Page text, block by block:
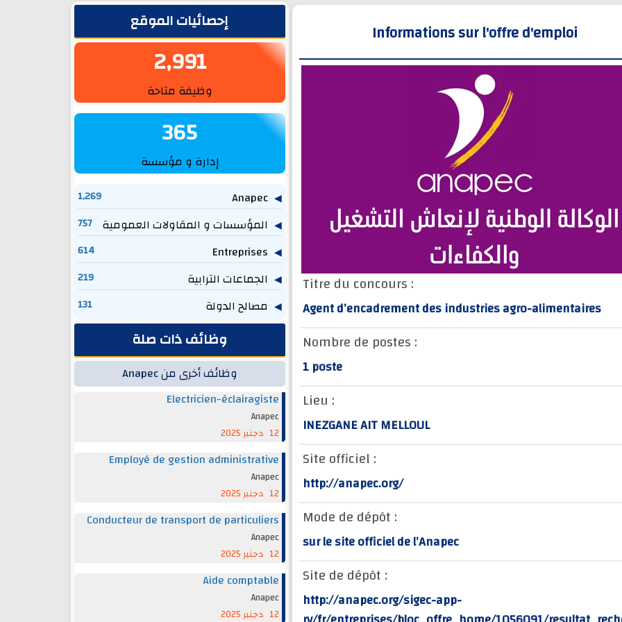
Informations sur l'offre d'emploi
Titre du concours :
Agent d’encadrement des industries agro-alimentaires
Nombre de postes :
1 poste
Lieu :
INEZGANE AIT MELLOUL
Site officiel :
http://anapec.org/
Mode de dépôt :
sur le site officiel de l’Anapec
Site de dépôt :
http://anapec.org/sigec-app-
الشريط الجانبيإحصائيات الموقع
2,991
وظيفة متاحة
365
إدارة و مؤسسة
Anapec
1,269
المؤسسات و المقاولات العمومية 757
614
الجماعات الترابية 219
مصالح الدولة 131
وظائف ذات صلة
وظائف أخرى من Anapec
Electricien-éclairagiste
Anapec
12 دجنبر 2025
Employé de gestion administrative
Anapec
12 دجنبر 2025
Conducteur de transport de particuliers
Anapec
12 دجنبر 2025
Aide comptable
Anapec
12 دجنبر 2025